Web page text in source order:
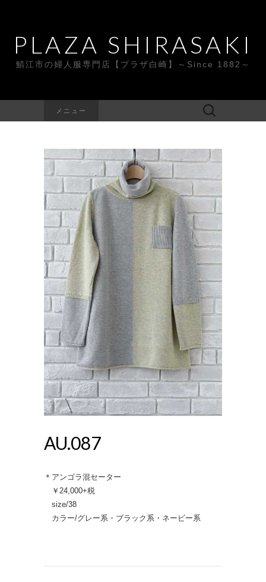
PLAZA SHIRASAKI
鯖江市の婦人服専門店【プラザ白崎】～Since 1882～
メニュー
検
索:
AU.087
＊アンゴラ混セーター
￥24,000+税
size/38
カラー/グレー系・ブラック系・ネービー系